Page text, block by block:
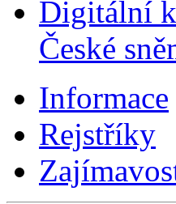
Digitální
České
Informace
Rejstříky